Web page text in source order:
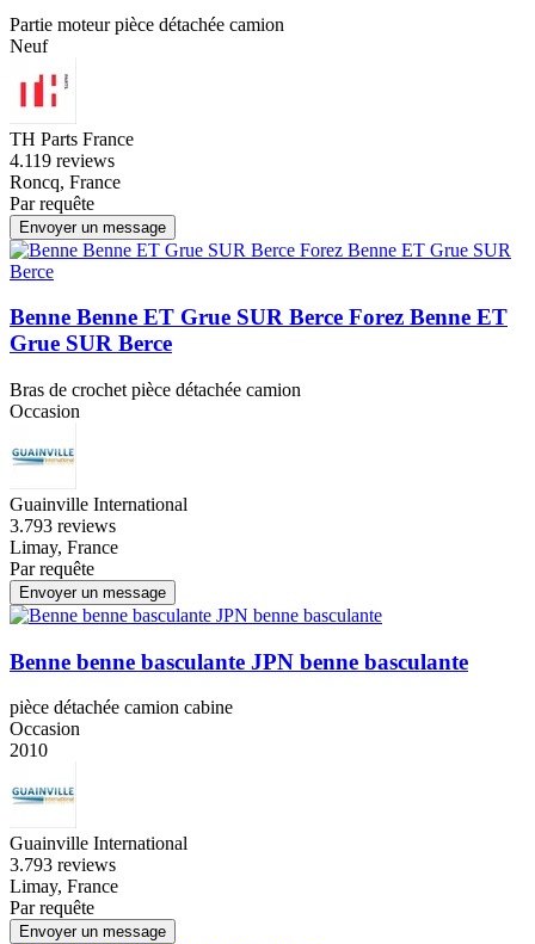
Partie moteur pièce détachée camion
Neuf
TH Parts France
4.119 reviews
Roncq, France
Par requête
Envoyer un message
Benne Benne ET Grue SUR Berce Forez Benne ET
Grue SUR Berce
Bras de crochet pièce détachée camion
Occasion
Guainville International
3.793 reviews
Limay, France
Par requête
Envoyer un message
Benne benne basculante JPN benne basculante
pièce détachée camion cabine
Occasion
2010
Guainville International
3.793 reviews
Limay, France
Par requête
Envoyer un message